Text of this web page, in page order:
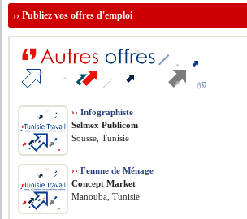
››Publiez vos offres d'emploi
›› Infographiste
Selmex Publicom
Sousse, Tunisie
›› Femme de Ménage
Concept Market
Manouba, Tunisie